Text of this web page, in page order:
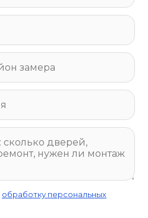
обработку персональных